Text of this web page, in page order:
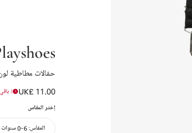
حمّالات مطاطية
UK£ 11.00
إختر المقاس
المقاس:6-0 سنوات